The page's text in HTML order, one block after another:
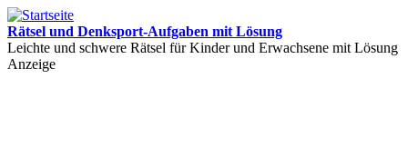
Rätsel und Denksport-Aufgaben mit Lösung
Leichte und schwere Rätsel für Kinder und Erwachsene mit Lösung
Anzeige